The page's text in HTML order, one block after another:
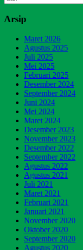
Arsip
Maret 2026
Agustus 2025
Juli 2025
Mei 2025
Februari 2025
Desember 2024
September 2024
Juni 2024
Mei 2024
Maret 2024
Desember 2023
November 2023
Desember 2022
September 2022
Agustus 2022
Agustus 2021
Juli 2021
Maret 2021
Februari 2021
Januari 2021
November 2020
Oktober 2020
September 2020
Agustus 2020